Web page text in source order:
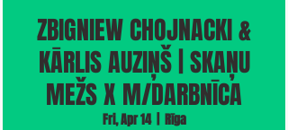
ZBIGNIEW CHOJNACKI &
KĀRLIS AUZIŅŠ | SKAŅU
MEŽS X M/DARBNĪCA
Fri, Apr 14
  |
Rīga